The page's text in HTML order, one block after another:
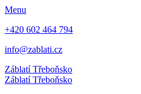
Menu
+420 602 464 794
info@zablati.cz
ZáblatíTřeboňsko
ZáblatíTřeboňsko